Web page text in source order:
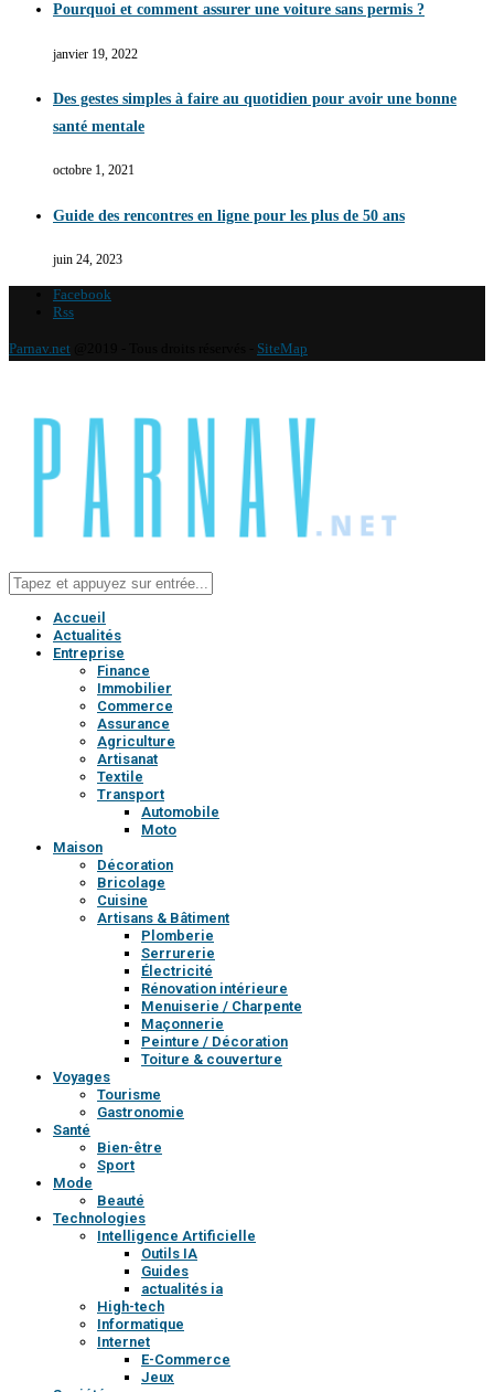
Pourquoi et comment assurer une voiture sans permis ?
janvier 19, 2022
Des gestes simples à faire au quotidien pour avoir une bonne
santé mentale
octobre 1, 2021
Guide des rencontres en ligne pour les plus de 50 ans
juin 24, 2023
Facebook
Rss
Parnav.net SiteMap
Accueil
Actualités
Entreprise
Finance
Immobilier
Commerce
Assurance
Agriculture
Artisanat
Textile
Transport
Automobile
Moto
Maison
Décoration
Bricolage
Cuisine
Artisans & Bâtiment
Plomberie
Serrurerie
Électricité
Rénovation intérieure
Menuiserie / Charpente
Maçonnerie
Peinture / Décoration
Toiture & couverture
Voyages
Tourisme
Gastronomie
Santé
Bien-être
Sport
Mode
Beauté
Technologies
Intelligence Artificielle
Outils IA
Guides
actualités ia
High-tech
Informatique
Internet
E-Commerce
Jeux